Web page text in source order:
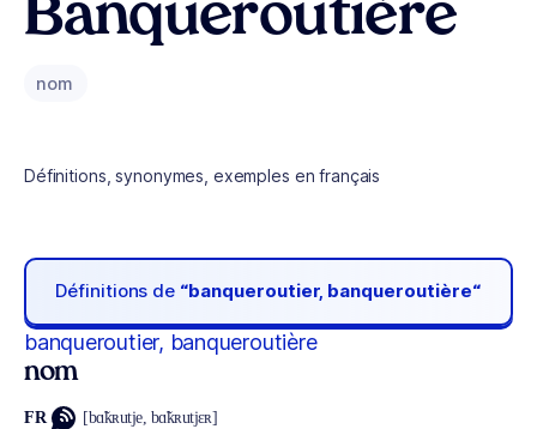
Banqueroutière
nom
Définitions, synonymes, exemples en français
Définitions de “banqueroutier, banqueroutière“
banqueroutier, banqueroutière
nom
FR [bɑ̃kʀutje, bɑ̃kʀutjɛʀ]